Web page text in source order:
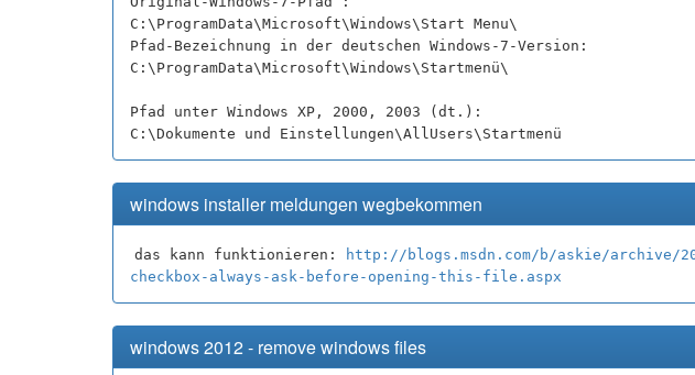
C:\ProgramData\Microsoft\Windows\Start Menu\
Pfad-Bezeichnung in der deutschen Windows-7-Version:
C:\ProgramData\Microsoft\Windows\Startmenü\
Pfad unter Windows XP, 2000, 2003 (dt.):
C:\Dokumente und Einstellungen\AllUsers\Startmenü
windows installer meldungen wegbekommen
das kann funktionieren:
http://blogs.msdn.com/b/askie/archive/
checkbox-always-ask-before-opening-this-file.aspx
windows 2012 - remove windows files